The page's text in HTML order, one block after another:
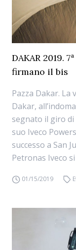
DAKAR 2019.
firmano il bis
Pazza Dakar.
Dakar,
segnato il giro di
suo Iveco
successo a San
Petronas Iveco
01/15/2019